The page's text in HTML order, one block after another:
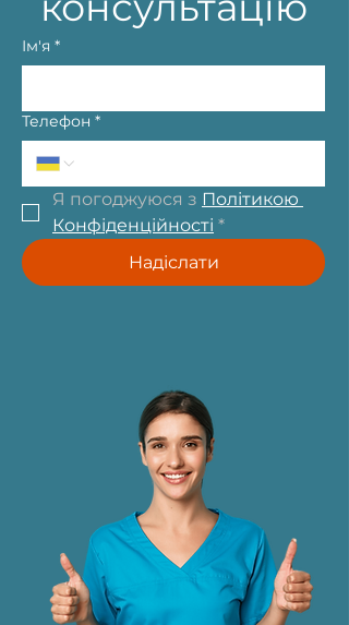
Ім'я *
Телефон *
Я погоджуюся з Політикою
Конфіденційності *
Надіслати